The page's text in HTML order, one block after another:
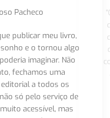
publicar meu livro,
e o tornou algo
imaginar. Não
fechamos uma
a todos os
só pelo serviço de
acessível, mas